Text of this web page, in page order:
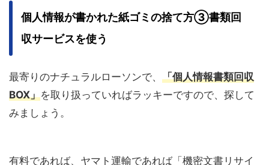
個人情報が書かれた紙ゴミの捨て方③書類回
収サービスを使う
最寄りのナチュラルローソンで、 「個人情報書類回収
BOX」を取り扱っていればラッキーですので、探して
みましょう。
有料であれば、ヤマト運輸であれば「機密文書リサイ